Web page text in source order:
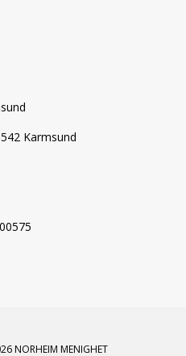
Karmsund
NORHEIM MENIGHET